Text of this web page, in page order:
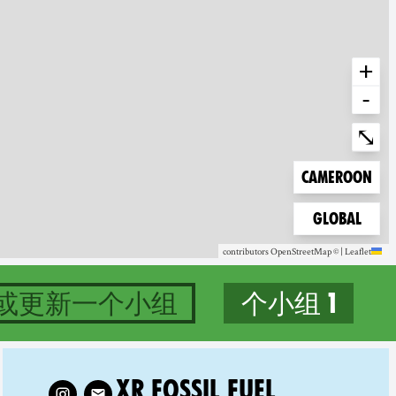
+
-
Enter ⤡
Zoom to
Cameroon
Zoom to
Global
Leaflet
|
©
OpenStreetMap
contributors
1 个小组
更新一个小组
XR Fossil Fuel on